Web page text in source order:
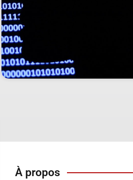
À propos